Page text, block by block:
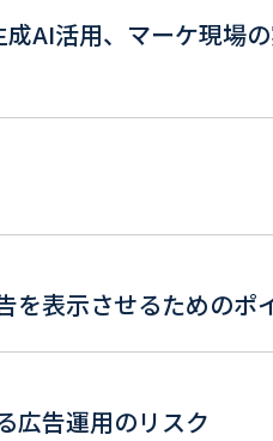
AI活用、マーケ現場
表示させるためのポ
広告運用のリスク